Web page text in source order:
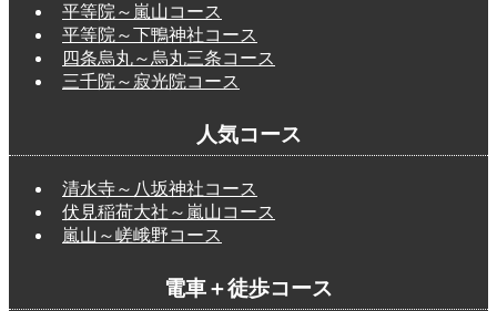
平等院～嵐山コース
平等院～下鴨神社コース
四条烏丸～烏丸三条コース
三千院～寂光院コース
人気コース
清水寺～八坂神社コース
伏見稲荷大社～嵐山コース
嵐山～嵯峨野コース
電車＋徒歩コース